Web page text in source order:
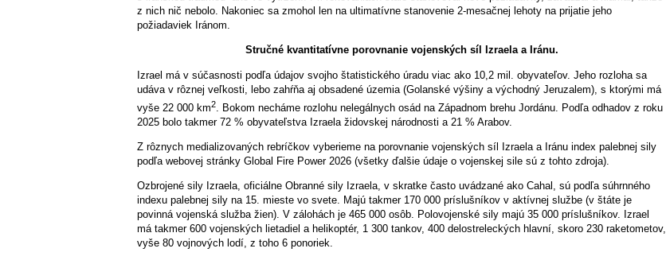
z nich nič nebolo. Nakoniec sa zmohol len na ultimatívne stanovenie 2-mesačnej lehoty na prijatie jeho
požiadaviek Iránom.
Stručné kvantitatívne porovnanie vojenských síl Izraela a Iránu.
Izrael má v súčasnosti podľa údajov svojho štatistického úradu viac ako 10,2 mil. obyvateľov. Jeho rozloha sa
udáva v rôznej veľkosti, lebo zahŕňa aj obsadené územia (Golanské výšiny a východný Jeruzalem), s ktorými má
vyše 22 000 km2
. Bokom necháme rozlohu nelegálnych osád na Západnom brehu Jordánu. Podľa odhadov z roku
2025 bolo takmer 72 % obyvateľstva Izraela židovskej národnosti a 21 % Arabov.
Z rôznych medializovaných rebríčkov vyberieme na porovnanie vojenských síl Izraela a Iránu index palebnej sily
podľa webovej stránky Global Fire Power 2026 (všetky ďalšie údaje o vojenskej sile sú z tohto zdroja).
Ozbrojené sily Izraela, oficiálne Obranné sily Izraela, v skratke často uvádzané ako Cahal, sú podľa súhrnného
indexu palebnej sily na 15. mieste vo svete. Majú takmer 170 000 príslušníkov v aktívnej službe (v štáte je
povinná vojenská služba žien). V zálohách je 465 000 osôb. Polovojenské sily majú 35 000 príslušníkov. Izrael
má takmer 600 vojenských lietadiel a helikoptér, 1 300 tankov, 400 delostreleckých hlavní, skoro 230 raketometov,
vyše 80 vojnových lodí, z toho 6 ponoriek.